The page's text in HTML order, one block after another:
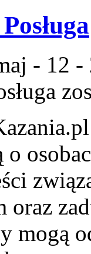
- 12 -
o
oraz
mogą